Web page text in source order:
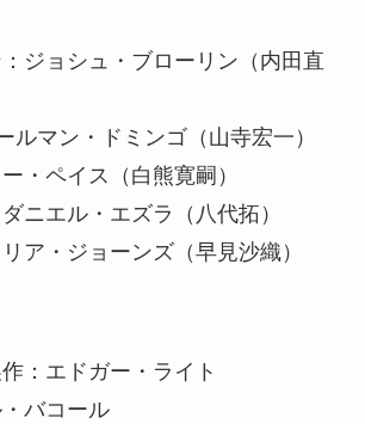
ジョシュ・ブローリン（内田直
ルマン・ドミンゴ（山寺宏一）
・ペイス（白熊寛嗣）
ニエル・エズラ（八代拓）
ア・ジョーンズ（早見沙織）
：エドガー・ライト
バコール